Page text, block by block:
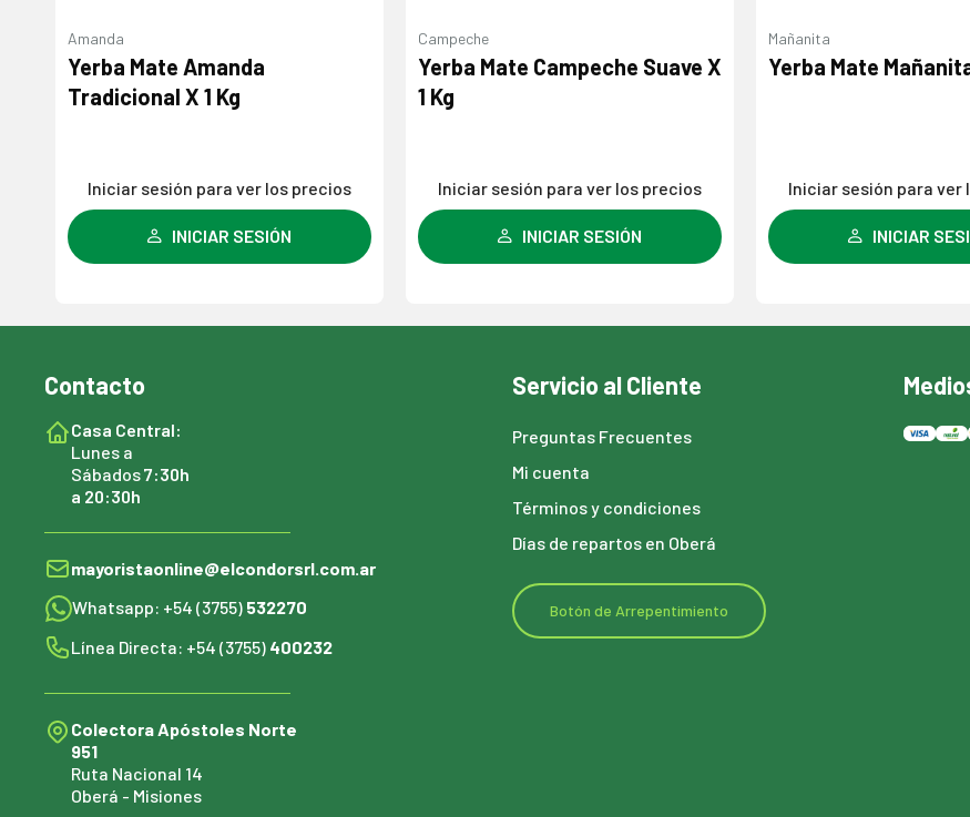
Agregar
Amanda
Yerba Mate Amanda
Tradicional X 1 Kg
Iniciar sesión para ver los precios
INICIAR SESIÓN
Agregar
Campeche
Yerba Mate Campeche Suave X
1 Kg
Iniciar sesión para ver los precios
INICIAR SESIÓN
Mañanita
Yerba Mate
Iniciar sesión para ver
INICIAR
Contacto
Casa Central:
Lunes a
Sábados7:30h
a 20:30h
mayoristaonline@elcondorsrl.com.ar
Whatsapp: +54 (3755) 532270
Línea Directa: +54 (3755) 400232
Colectora Apóstoles Norte
951
Ruta Nacional 14
Oberá - Misiones
Servicio al Cliente
Preguntas Frecuentes
Mi cuenta
Términos y condiciones
Días de repartos en Oberá
Botón de Arrepentimiento